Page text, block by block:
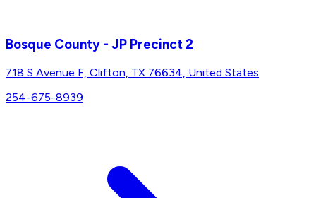
Bosque County - JP Precinct 2
718 S Avenue F, Clifton, TX 76634, United States
254-675-8939